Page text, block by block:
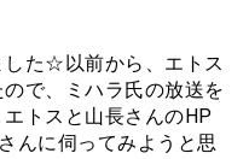
た☆以前から、エトス
で、ミハラ氏の放送を
トスと山長さんのHP
んに伺ってみようと思